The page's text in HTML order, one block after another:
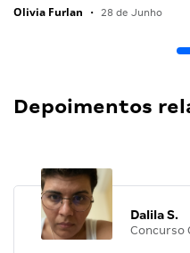
Olivia Furlan • 28 de Junho
Depoimentos
Dalila S.
Concurso